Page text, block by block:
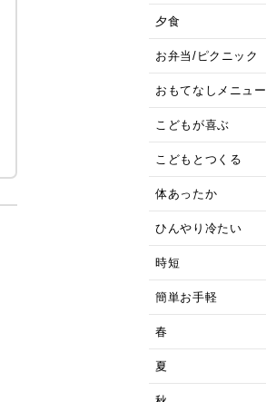
夕食
お弁当/ピクニック
おもてなしメニュー
こどもが喜ぶ
こどもとつくる
体あったか
ひんやり冷たい
時短
簡単お手軽
春
夏